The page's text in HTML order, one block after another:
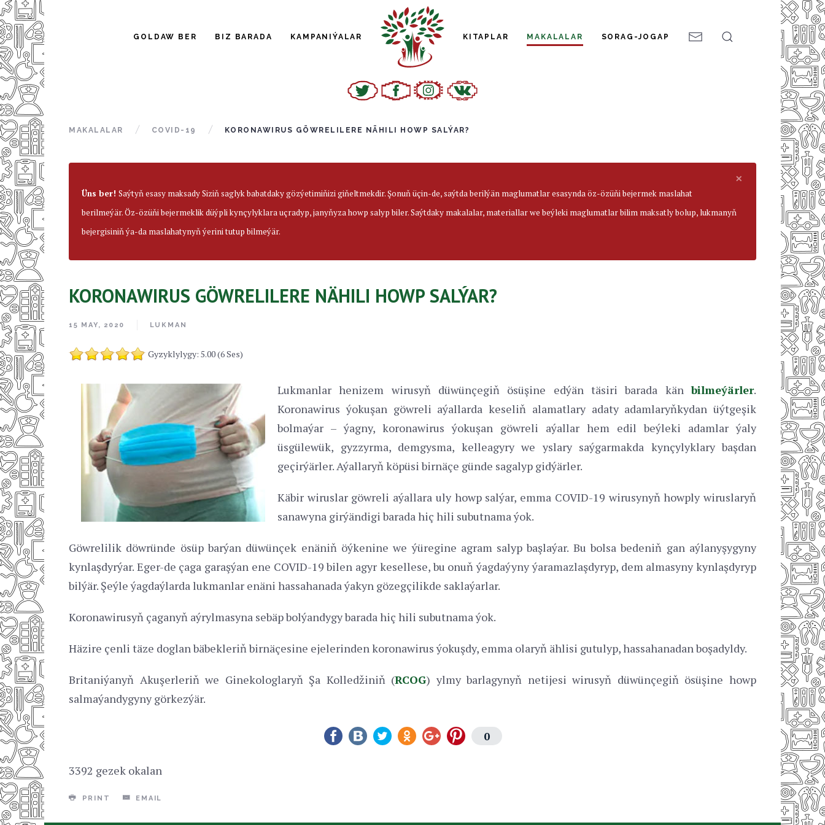
GOLDAW BER BIZ BARADA KAMPANIÝALAR KITAPLAR MAKALALAR SORAG-JOGAP
MAKALALAR COVID-19 KORONAWIRUS GÖWRELILERE NÄHILI HOWP SALÝAR?
×
Üns ber! Saýtyň esasy maksady Siziň saglyk babatdaky gözýetimiňizi giňeltmekdir. Şonuň üçin-de, saýtda berilýän maglumatlar esasynda öz-özüňi bejermek maslahat
berilmeýär. Öz-özüňi bejermeklik düýpli kynçylyklara uçradyp, janyňyza howp salyp biler. Saýtdaky makalalar, materiallar we beýleki maglumatlar bilim maksatly bolup, lukmanyň
bejergisiniň ýa-da maslahatynyň ýerini tutup bilmeýär.
KORONAWIRUS GÖWRELILERE NÄHILI HOWP SALÝAR?
15 MAY, 2020 LUKMAN
Gyzyklylygy: 5.00 (6 Ses)
Lukmanlar henizem wirusyň düwünçegiň ösüşine edýän täsiri barada känbilmeýärler.
Koronawirus ýokuşan göwreli aýallarda keseliň alamatlary adaty adamlaryňkydan üýtgeşik
bolmaýar – ýagny, koronawirus ýokuşan göwreli aýallar hem edil beýleki adamlar ýaly
üsgülewük, gyzzyrma, demgysma, kelleagyry we yslary saýgarmakda kynçylyklary başdan
geçirýärler. Aýallaryň köpüsi birnäçe günde sagalyp gidýärler.
Käbir wiruslar göwreli aýallara uly howp salýar, emma COVID-19 wirusynyň howply wiruslaryň
sanawyna girýändigi barada hiç hili subutnama ýok.
Göwrelilik döwründe ösüp barýan düwünçek enäniň öýkenine we ýüregine agram salyp başlaýar. Bu bolsa bedeniň gan aýlanyşygyny
kynlaşdyrýar. Eger-de çaga garaşýan ene COVID-19 bilen agyr kesellese, bu onuň ýagdaýyny ýaramazlaşdyryp, dem almasyny kynlaşdyryp
bilýär. Şeýle ýagdaýlarda lukmanlar enäni hassahanada ýakyn gözegçilikde saklaýarlar.
Koronawirusyň çaganyň aýrylmasyna sebäp bolýandygy barada hiç hili subutnama ýok.
Häzire çenli täze doglan bäbekleriň birnäçesine ejelerinden koronawirus ýokuşdy, emma olaryň ählisi gutulyp, hassahanadan boşadyldy.
Britaniýanyň Akuşerleriň we Ginekologlaryň Şa Kolledžiniň (RCOG) ylmy barlagynyň netijesi wirusyň düwünçegiň ösüşine howp
salmaýandygyny görkezýär.
0
3392 gezek okalan
PRINT EMAIL